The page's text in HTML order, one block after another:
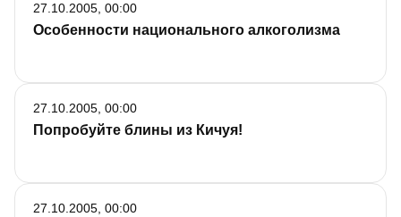
Особенности национального алкоголизма
27.10.2005, 00:00
Попробуйте блины из Кичуя!
27.10.2005, 00:00
27.10.2005, 00:00